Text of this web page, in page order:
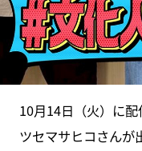
10月14日（火）に
ツセマサヒコさんが